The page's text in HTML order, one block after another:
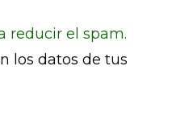
reducir el spam.
los datos de tus